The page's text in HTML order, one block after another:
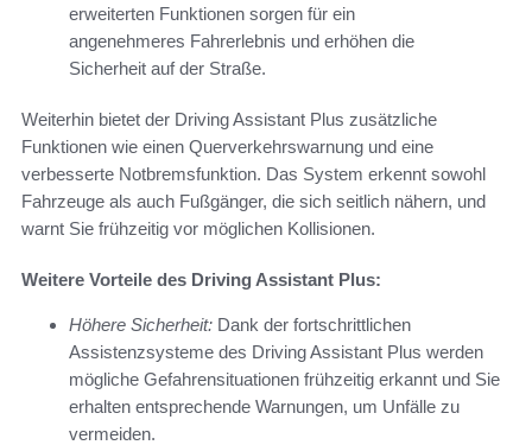
erweiterten Funktionen sorgen für ein
angenehmeres Fahrerlebnis und erhöhen die
Sicherheit auf der Straße.
Weiterhin bietet der Driving Assistant Plus zusätzliche
Funktionen wie einen Querverkehrswarnung und eine
verbesserte Notbremsfunktion. Das System erkennt sowohl
Fahrzeuge als auch Fußgänger, die sich seitlich nähern, und
warnt Sie frühzeitig vor möglichen Kollisionen.
Weitere Vorteile des Driving Assistant Plus:
Höhere Sicherheit: Dank der fortschrittlichen
Assistenzsysteme des Driving Assistant Plus werden
mögliche Gefahrensituationen frühzeitig erkannt und Sie
erhalten entsprechende Warnungen, um Unfälle zu
vermeiden.